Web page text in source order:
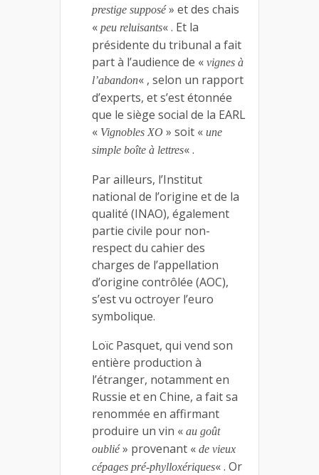
prestige supposé» et des chais
« peu reluisants« . Et la
présidente du tribunal a fait
part à l’audience de « vignes à
l’abandon« , selon un rapport
d’experts, et s’est étonnée
que le siège social de la EARL
« Vignobles XO » soit « une
simple boîte à lettres« .
Par ailleurs, l’Institut
national de l’origine et de la
qualité (INAO), également
partie civile pour non-
respect du cahier des
charges de l’appellation
d’origine contrôlée (AOC),
s’est vu octroyer l’euro
symbolique.
Loïc Pasquet, qui vend son
entière production à
l’étranger, notamment en
Russie et en Chine, a fait sa
renommée en affirmant
produire un vin « au goût
oublié» provenant « de vieux
cépages pré-phylloxériques« . Or